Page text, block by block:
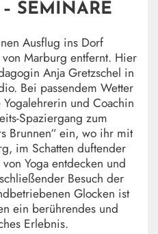
SEMINARE
Ausflug ins Dorf
Marburg entfernt. Hier
Anja Gretzschel in
Bei passendem Wetter
und Coachin
Spaziergang zum
Brunnen“ ein, wo ihr mit
im Schatten duftender
Yoga entdecken und
Besuch der
Glocken ist
ein berührendes und
Erlebnis.